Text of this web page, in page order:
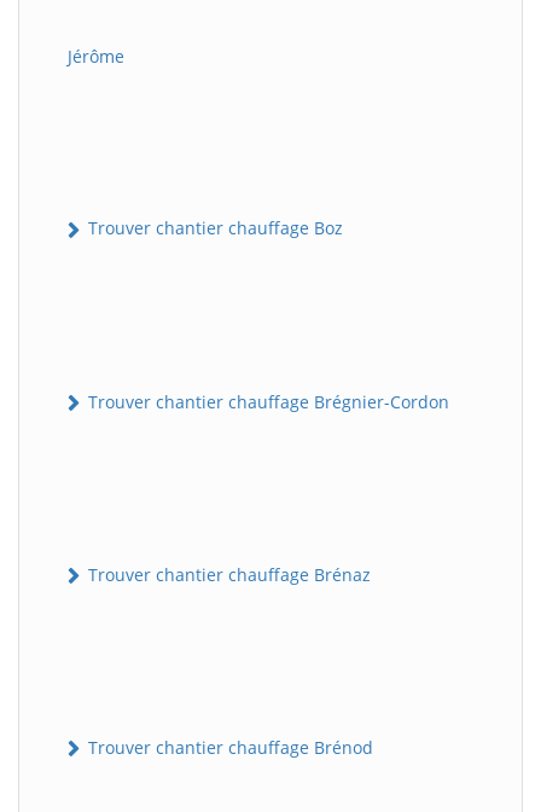
Jérôme
Trouver chantier chauffage Boz
Trouver chantier chauffage Brégnier-Cordon
Trouver chantier chauffage Brénaz
Trouver chantier chauffage Brénod